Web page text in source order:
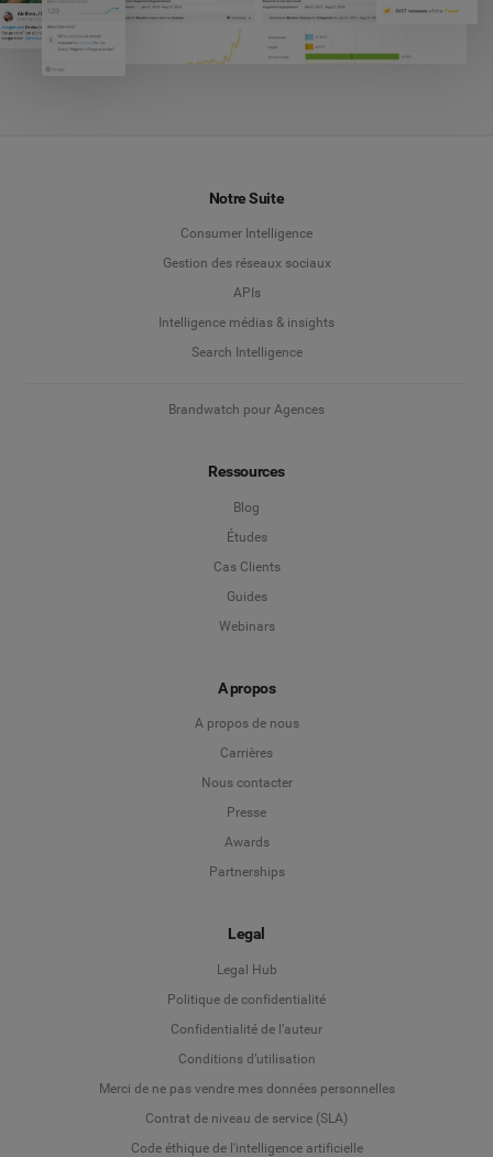
Notre Suite
Consumer Intelligence
Gestion des réseaux sociaux
APIs
Intelligence médias & insights
Search Intelligence
Brandwatch pour Agences
Ressources
Blog
Études
Cas Clients
Guides
Webinars
A propos
A propos de nous
Carrières
Nous contacter
Presse
Awards
Partnerships
Legal
Legal Hub
Politique de confidentialité
Confidentialité de l’auteur
Conditions d’utilisation
Merci de ne pas vendre mes données personnelles
Contrat de niveau de service (SLA)
Code éthique de l'intelligence artificielle
English